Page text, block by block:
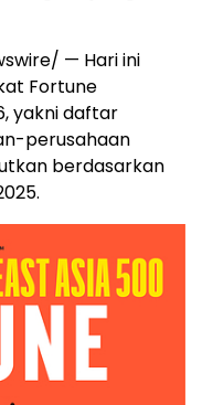
— Hari ini
Fortune
yakni daftar
perusahaan
berdasarkan